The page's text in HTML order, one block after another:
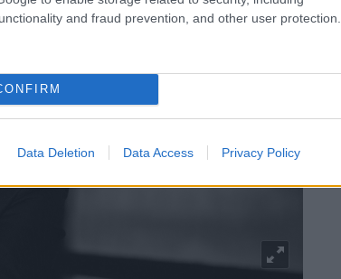
and fraud prevention, and other user protection.
Data Deletion Data Access Privacy Policy